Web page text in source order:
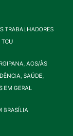
TRABALHADORES
TCU
AOS/ÀS
SAÚDE,
EM GERAL
BRASÍLIA